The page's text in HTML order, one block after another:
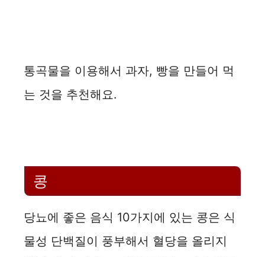
통곡물을 이용해서 과자, 빵을 만들어 먹
는 것을 추천해요.
콩
당뇨에 좋은 음식 10가지에 있는 콩은 식
물성 단백질이 풍부해서 혈당을 올리지